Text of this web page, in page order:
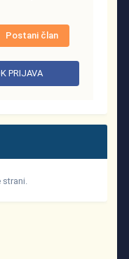
Postani član
PRIJAVA